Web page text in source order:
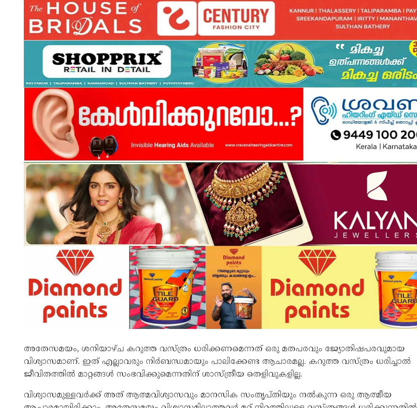
അതേസമയം, ശനിയാഴ്ച കറുത്ത വസ്ത്രം ധരിക്കണമെന്നത് ഒരു മതപരവും ജ്യോതിഷപരവുമായ
വിശ്വാസമാണ്. ഇത് എല്ലാവരും നിർബന്ധമായും പാലിക്കേണ്ട ആചാരമല്ല. കറുത്ത വസ്ത്രം ധരിച്ചാൽ
ജീവിതത്തിൽ മാറ്റങ്ങൾ സംഭവിക്കുമെന്നതിന് ശാസ്ത്രീയ തെളിവുകളില്ല.
വിശ്വാസമുള്ളവർക്ക് അത് ആത്മവിശ്വാസവും മാനസിക സംതൃപ്തിയും നൽകുന്ന ഒരു ആത്മീയ